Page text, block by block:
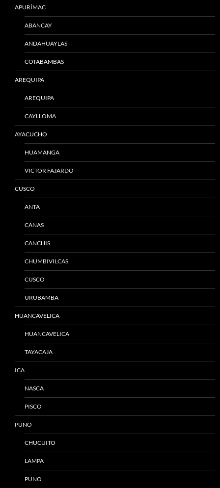
APURÍMAC
ABANCAY
ANDAHUAYLAS
COTABAMBAS
AREQUIPA
AREQUIPA
CAYLLOMA
AYACUCHO
HUAMANGA
VICTOR FAJARDO
CUSCO
ANTA
CANAS
CANCHIS
CHUMBIVILCAS
CUSCO
URUBAMBA
HUANCAVELICA
HUANCAVELICA
TAYACAJA
ICA
NASCA
PISCO
PUNO
CHUCUITO
LAMPA
PUNO